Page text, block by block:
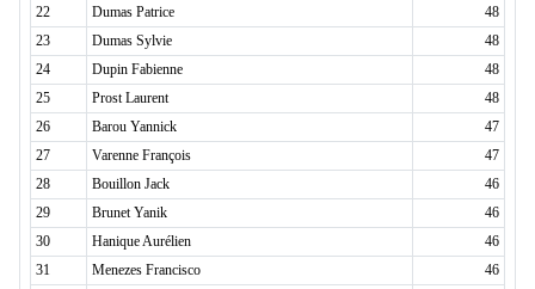
22
Dumas Patrice
48
23
Dumas Sylvie
48
24
Dupin Fabienne
48
25
Prost Laurent
48
26
Barou Yannick
47
27
Varenne François
47
28
Bouillon Jack
46
29
Brunet Yanik
46
30
Hanique Aurélien
46
31
Menezes Francisco
46